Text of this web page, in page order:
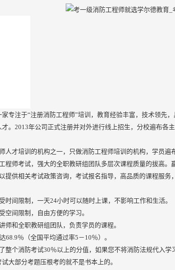
专注于“注册消防工程师”培训，教育经验丰富，技术领先
。2013年公司正式注册并对外进行线上招生，分校遍布各
人才培训的机构之一，只做消防工程师培训的机构，学员遍
程师考试，强大的全职教研组团队多层次课程质量的拔高。
提供相关考试政策咨询，考试报名指导，高品质的课程服务
时间限制，一天24小时可以随时上课，不影响工作和生活。
空间限制，自由方便的学习。
师和全职教研组团队，负责学员的课程。
68.9％（全国平均通过率5－10％）。
整个消防考试30％以上的分值，如果您不将消防法规代入
大部分考题压根考的就不是书本上的。